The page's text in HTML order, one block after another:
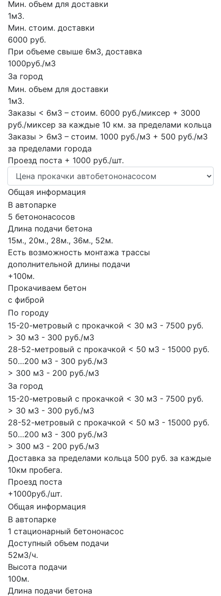
Мин. объем для доставки
1м3.
Мин. стоим. доставки
6000 руб.
При объеме свыше 6м3, доставка
1000руб./м3
За город
Мин. объем для доставки
1м3.
Заказы < 6м3 – стоим. 6000 руб./миксер + 3000
руб./миксер за каждые 10 км. за пределами кольца
Заказы > 6м3 – стоим. 1000 руб./м3 + 500 руб./м3
за пределами города
Проезд поста + 1000 руб./шт.
Общая информация
В автопарке
5 бетононасосов
Длина подачи бетона
15м., 20м., 28м., 36м., 52м.
Есть возможность монтажа трассы
дополнительной длины подачи
+100м.
Прокачиваем бетон
с фиброй
По городу
15-20-метровый с прокачкой < 30 м3 - 7500 руб.
> 30 м3 - 300 руб./м3
28-52-метровый с прокачкой < 50 м3 - 15000 руб.
50…200 м3 - 300 руб./м3
> 300 м3 - 200 руб./м3
За город
15-20-метровый с прокачкой < 30 м3 - 7500 руб.
> 30 м3 - 300 руб./м3
28-52-метровый с прокачкой < 50 м3 - 15000 руб.
50…200 м3 - 300 руб./м3
> 300 м3 - 200 руб./м3
Доставка за пределами кольца 500 руб. за каждые
10км пробега.
Проезд поста
+1000руб./шт.
Общая информация
В автопарке
1 стационарный бетононасос
Доступный объем подачи
52м3/ч.
Высота подачи
100м.
Длина подачи бетона